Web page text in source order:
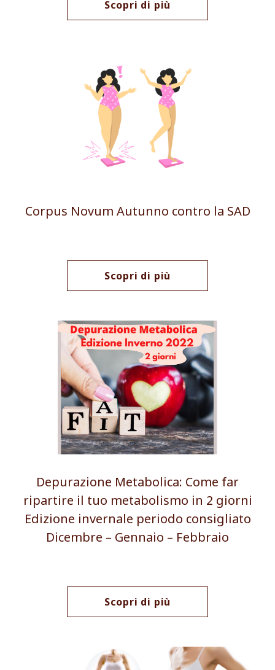
Scopri di più
Corpus Novum Autunno contro la SAD
Scopri di più
Depurazione Metabolica: Come far
ripartire il tuo metabolismo in 2 giorni
Edizione invernale periodo consigliato
Dicembre – Gennaio – Febbraio
Scopri di più